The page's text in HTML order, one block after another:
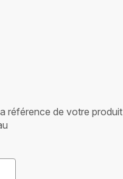
référence de votre produit